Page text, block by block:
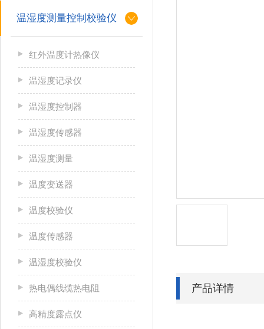
产品详情
温湿度测量控制校验仪
红外温度计热像仪
温湿度记录仪
温湿度控制器
温湿度传感器
温湿度测量
温度变送器
温度校验仪
温度传感器
温湿度校验仪
热电偶线缆热电阻
高精度露点仪